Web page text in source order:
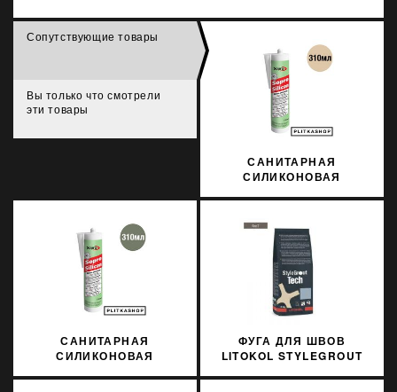
Сопутствующие товары
Вы только что смотрели
эти товары
САНИТАРНАЯ
СИЛИКОНОВАЯ
САНИТАРНАЯ
СИЛИКОНОВАЯ
ФУГА ДЛЯ ШВОВ
LITOKOL STYLEGROUT